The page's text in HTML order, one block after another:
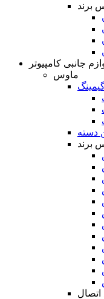
برند
جانبی کامپیوتر
ماوس
دسته
برند